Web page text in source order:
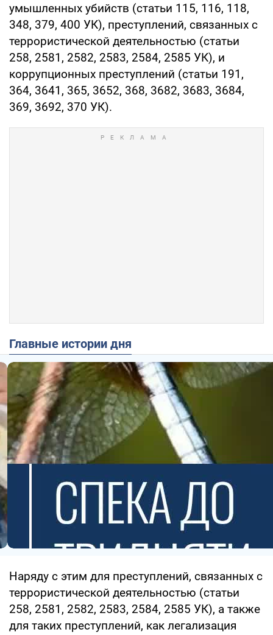
умышленных убийств (статьи 115, 116, 118,
348, 379, 400 УК), преступлений, связанных с
террористической деятельностью (статьи
258, 2581, 2582, 2583, 2584, 2585 УК), и
коррупционных преступлений (статьи 191,
364, 3641, 365, 3652, 368, 3682, 3683, 3684,
369, 3692, 370 УК).
Главные истории дня
Наряду с этим для преступлений, связанных с
террористической деятельностью (статьи
258, 2581, 2582, 2583, 2584, 2585 УК), а также
для таких преступлений, как легализация